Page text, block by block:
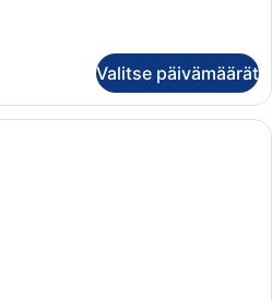
Valitse päivämäärät